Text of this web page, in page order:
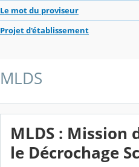
Le mot du proviseur
Projet d'établissement
MLDS
MLDS : Mission
le Décrochage